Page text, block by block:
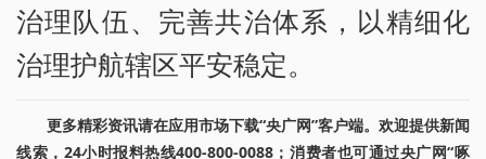
治理队伍、完善共治体系，以精细化
治理护航辖区平安稳定。
更多精彩资讯请在应用市场下载“央广网”客户端。欢迎提供新闻
线索，24小时报料热线400-800-0088；消费者也可通过央广网“啄